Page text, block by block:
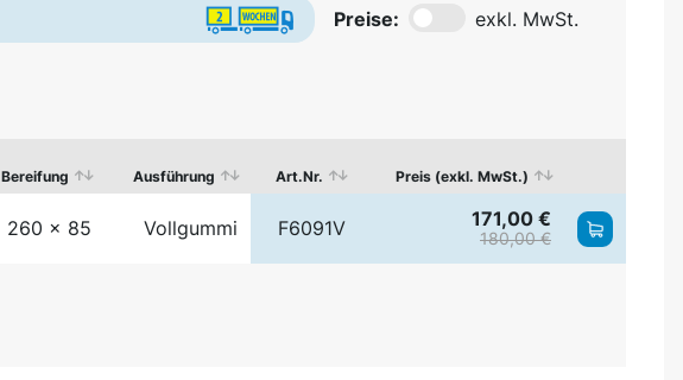
Preise: exkl. MwSt.
Bereifung Ausführung Art.Nr. Preis (exkl. MwSt.)
260 x 85 Vollgummi F6091V 171,00 €
180,00 €